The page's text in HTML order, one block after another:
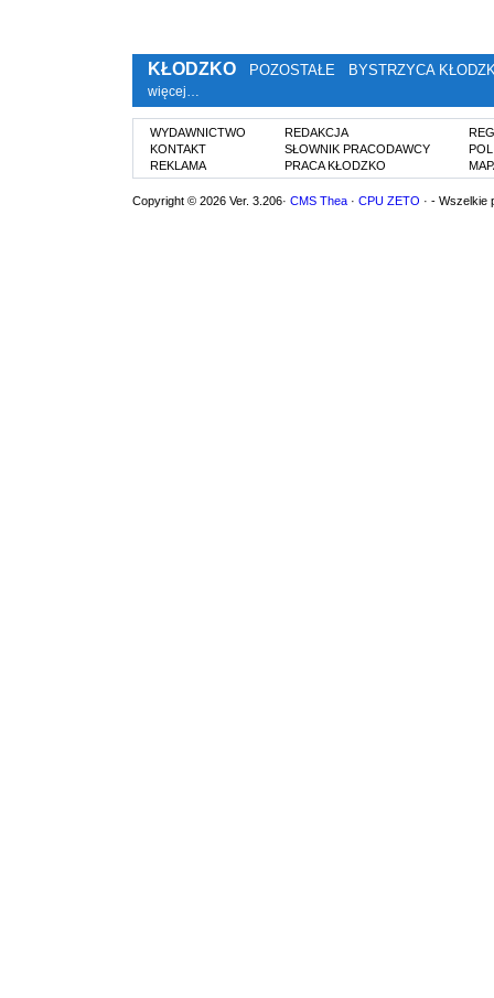
KŁODZKO POZOSTAŁE BYSTRZYCA
więcej…
WYDAWNICTWO
KONTAKT
REKLAMA
REDAKCJA
SŁOWNIK PRACODAWCY
PRACA KŁODZKO
Copyright © 2026 Ver. 3.206· CMS Thea · CPU ZETO · - Wszelkie